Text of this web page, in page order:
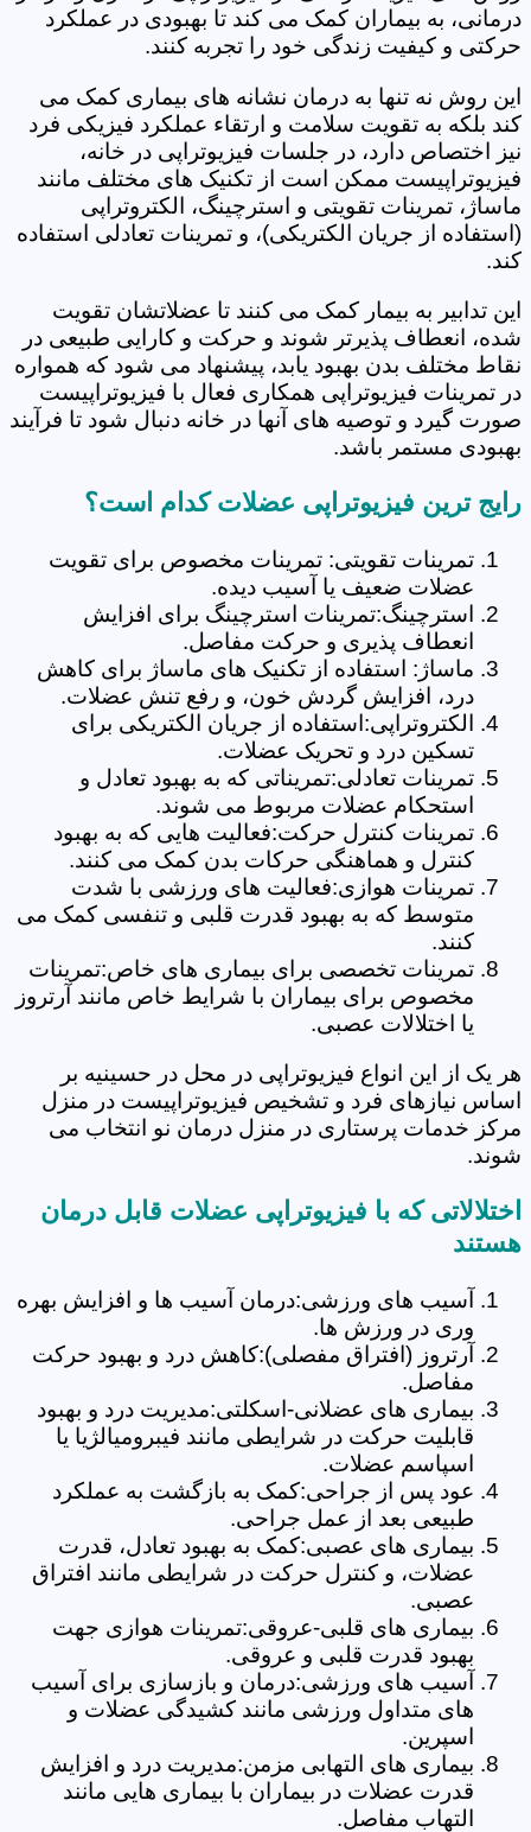
درمانی، به بیماران کمک می کند تا بهبودی در عملکرد
حرکتی و کیفیت زندگی خود را تجربه کنند.
این روش نه تنها به درمان نشانه های بیماری کمک می
کند بلکه به تقویت سلامت و ارتقاء عملکرد فیزیکی فرد
نیز اختصاص دارد، در جلسات فیزیوتراپی در خانه،
فیزیوتراپیست ممکن است از تکنیک های مختلف مانند
ماساژ، تمرینات تقویتی و استرچینگ، الکتروتراپی
(استفاده از جریان الکتریکی)، و تمرینات تعادلی استفاده
کند.
این تدابیر به بیمار کمک می کنند تا عضلاتشان تقویت
شده، انعطاف پذیرتر شوند و حرکت و کارایی طبیعی در
نقاط مختلف بدن بهبود یابد، پیشنهاد می شود که همواره
در تمرینات فیزیوتراپی همکاری فعال با فیزیوتراپیست
صورت گیرد و توصیه های آنها در خانه دنبال شود تا فرآیند
بهبودی مستمر باشد.
رایج ترین فیزیوتراپی عضلات کدام است؟
تمرینات تقویتی: تمرینات مخصوص برای تقویت
عضلات ضعیف یا آسیب دیده.
استرچینگ:تمرینات استرچینگ برای افزایش
انعطاف پذیری و حرکت مفاصل.
ماساژ: استفاده از تکنیک های ماساژ برای کاهش
درد، افزایش گردش خون، و رفع تنش عضلات.
الکتروتراپی:استفاده از جریان الکتریکی برای
تسکین درد و تحریک عضلات.
تمرینات تعادلی:تمریناتی که به بهبود تعادل و
استحکام عضلات مربوط می شوند.
تمرینات کنترل حرکت:فعالیت هایی که به بهبود
کنترل و هماهنگی حرکات بدن کمک می کنند.
تمرینات هوازی:فعالیت های ورزشی با شدت
متوسط که به بهبود قدرت قلبی و تنفسی کمک می
کنند.
تمرینات تخصصی برای بیماری های خاص:تمرینات
مخصوص برای بیماران با شرایط خاص مانند آرتروز
یا اختلالات عصبی.
هر یک از این انواع فیزیوتراپی در محل در حسینیه بر
اساس نیازهای فرد و تشخیص فیزیوتراپیست در منزل
مرکز خدمات پرستاری در منزل درمان نو انتخاب می
شوند.
اختلالاتی که با فیزیوتراپی عضلات قابل درمان
هستند
آسیب های ورزشی:درمان آسیب ها و افزایش بهره
وری در ورزش ها.
آرتروز (افتراق مفصلی):کاهش درد و بهبود حرکت
مفاصل.
بیماری های عضلانی-اسکلتی:مدیریت درد و بهبود
قابلیت حرکت در شرایطی مانند فیبرومیالژیا یا
اسپاسم عضلات.
عود پس از جراحی:کمک به بازگشت به عملکرد
طبیعی بعد از عمل جراحی.
بیماری های عصبی:کمک به بهبود تعادل، قدرت
عضلات، و کنترل حرکت در شرایطی مانند افتراق
عصبی.
بیماری های قلبی-عروقی:تمرینات هوازی جهت
بهبود قدرت قلبی و عروقی.
آسیب های ورزشی:درمان و بازسازی برای آسیب
های متداول ورزشی مانند کشیدگی عضلات و
اسپرین.
بیماری های التهابی مزمن:مدیریت درد و افزایش
قدرت عضلات در بیماران با بیماری هایی مانند
التهاب مفاصل.